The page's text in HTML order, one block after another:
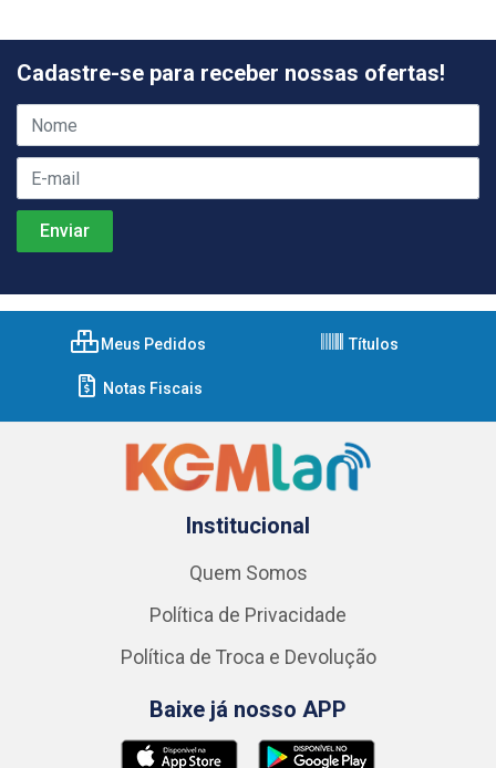
Cadastre-se para receber nossas ofertas!
Meus Pedidos Títulos
Notas Fiscais
Institucional
Quem Somos
Política de Privacidade
Política de Troca e Devolução
Baixe já nosso APP